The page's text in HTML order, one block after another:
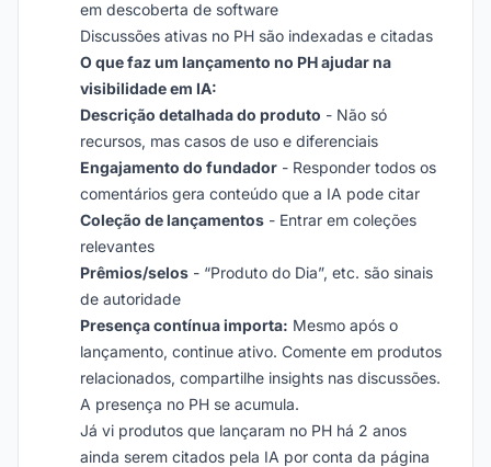
em descoberta de software
Discussões ativas no PH são indexadas e citadas
O que faz um lançamento no PH ajudar na
visibilidade em IA:
Descrição detalhada do produto - Não só
recursos, mas casos de uso e diferenciais
Engajamento do fundador - Responder todos os
comentários gera conteúdo que a IA pode citar
Coleção de lançamentos - Entrar em coleções
relevantes
Prêmios/selos - “Produto do Dia”, etc. são sinais
de autoridade
Presença contínua importa: Mesmo após o
lançamento, continue ativo. Comente em produtos
relacionados, compartilhe insights nas discussões.
A presença no PH se acumula.
Já vi produtos que lançaram no PH há 2 anos
ainda serem citados pela IA por conta da página